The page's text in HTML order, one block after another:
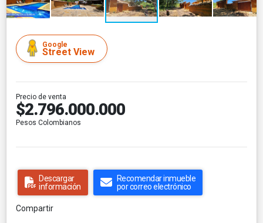
Google
Street View
Precio de venta
$2.796.000.000
Pesos Colombianos
Descargar
información
Recomendar inmueble
por correo electrónico
Compartir